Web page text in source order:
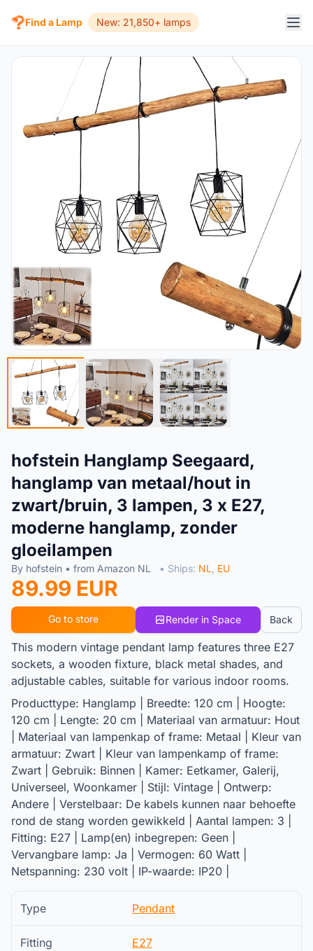
Find a Lamp New: 21,850+ lamps
hofstein Hanglamp Seegaard,
hanglamp van metaal/hout in
zwart/bruin, 3 lampen, 3 x E27,
moderne hanglamp, zonder
gloeilampen
By hofstein • from Amazon NL • Ships: NL, EU
89.99 EUR
Go to store Render in Space Back
This modern vintage pendant lamp features three E27
sockets, a wooden fixture, black metal shades, and
adjustable cables, suitable for various indoor rooms.
Producttype: Hanglamp | Breedte: 120 cm | Hoogte:
120 cm | Lengte: 20 cm | Materiaal van armatuur: Hout
| Materiaal van lampenkap of frame: Metaal | Kleur van
armatuur: Zwart | Kleur van lampenkamp of frame:
Zwart | Gebruik: Binnen | Kamer: Eetkamer, Galerij,
Universeel, Woonkamer | Stijl: Vintage | Ontwerp:
Andere | Verstelbaar: De kabels kunnen naar behoefte
rond de stang worden gewikkeld | Aantal lampen: 3 |
Fitting: E27 | Lamp(en) inbegrepen: Geen |
Vervangbare lamp: Ja | Vermogen: 60 Watt |
Netspanning: 230 volt | IP-waarde: IP20 |
Type Pendant
Fitting E27